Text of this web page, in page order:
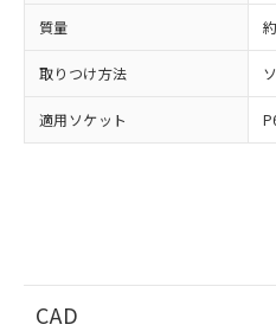
質量
取りつけ方法
適用ソケット
CAD
ビス）をご利用
メンバーズにご
お客様が当ウェ
登録された部品
および当社の共
月が前後することがあ
※3 非含有証明書ダ
※本証明書は発行日時
質が外部に漏えいし
及ぼさない年数を意味
い合わせください。
り引きをいたしま
情報を公開